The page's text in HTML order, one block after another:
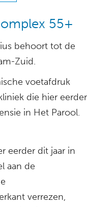
55+
behoort tot de
Zuid.
voetafdruk
die hier eerder
in Het Parool.
eerder dit jaar in
aan de
verrezen,